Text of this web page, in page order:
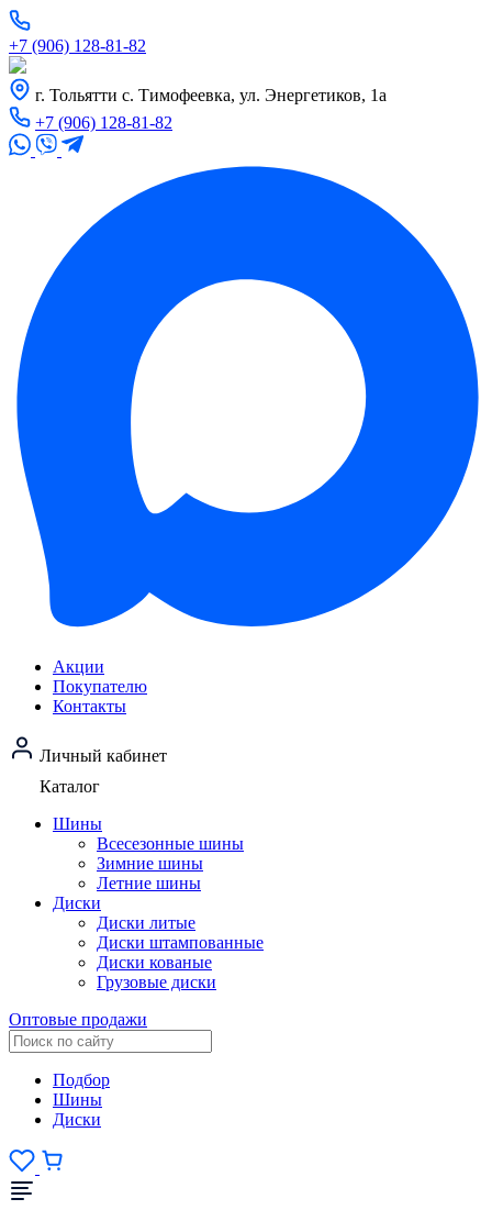
+7 (906) 128-81-82
г. Тольятти с. Тимофеевка, ул. Энергетиков, 1а
+7 (906) 128-81-82
Акции
Покупателю
Контакты
Личный кабинет
Каталог
Шины
Всесезонные шины
Зимние шины
Летние шины
Диски
Диски литые
Диски штампованные
Диски кованые
Грузовые диски
Оптовые продажи
Подбор
Шины
Диски